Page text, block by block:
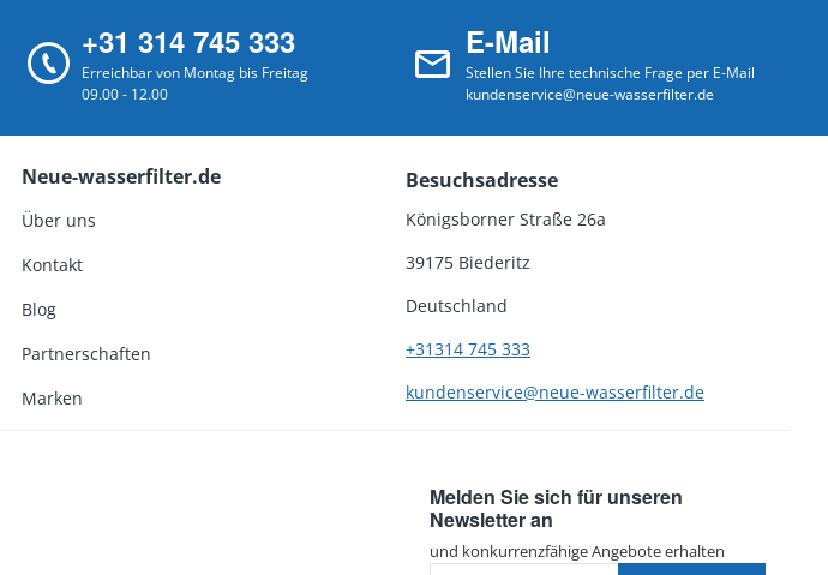
+31 314 745 333
Erreichbar von Montag bis Freitag
09.00 - 12.00
E-Mail
Stellen Sie Ihre technische Frage per E-Mail
kundenservice@neue-wasserfilter.de
Neue-wasserfilter.de
Über uns
Kontakt
Blog
Partnerschaften
Marken
Besuchsadresse
Königsborner Straße 26a
39175 Biederitz
Deutschland
+31314 745 333
kundenservice@neue-wasserfilter.de
Melden Sie sich für unseren
Newsletter an
und konkurrenzfähige Angebote erhalten